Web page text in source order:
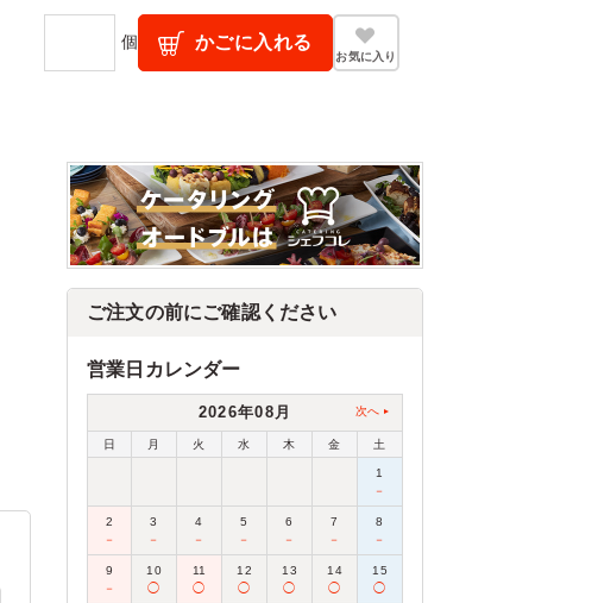
個 かごに入れる
お気に入り
ご注文の前にご確認ください
営業日カレンダー
2026年08月 次へ
日 月 火 水 木 金 土
1
－
2
－
3
－
4
－
5
－
6
－
7
－
8
－
9
－
10
◯
11
◯
12
◯
13
◯
14
◯
15
◯